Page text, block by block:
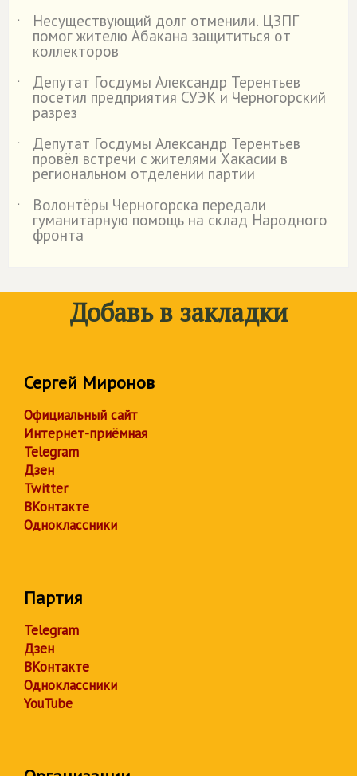
˙
Несуществующий долг отменили. ЦЗПГ
помог жителю Абакана защититься от
коллекторов
˙
Депутат Госдумы Александр Терентьев
посетил предприятия СУЭК и Черногорский
разрез
˙
Депутат Госдумы Александр Терентьев
провёл встречи с жителями Хакасии в
региональном отделении партии
˙
Волонтёры Черногорска передали
гуманитарную помощь на склад Народного
фронта
Добавь в закладки
Сергей Миронов
Официальный сайт
Интернет-приёмная
Telegram
Дзен
Twitter
ВКонтакте
Одноклассники
Партия
Telegram
Дзен
ВКонтакте
Одноклассники
YouTube